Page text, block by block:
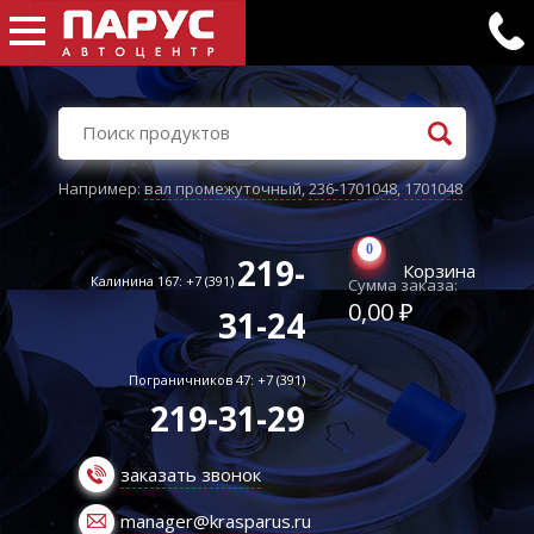
Например:вал промежуточный,236-1701048,1701048
Калинина 167: +7 (391) 219-
31-24
Пограничников 47: +7 (391)
219-31-29
заказать звонок
manager@krasparus.ru
0
Корзина
Сумма заказа:
0,00 ₽